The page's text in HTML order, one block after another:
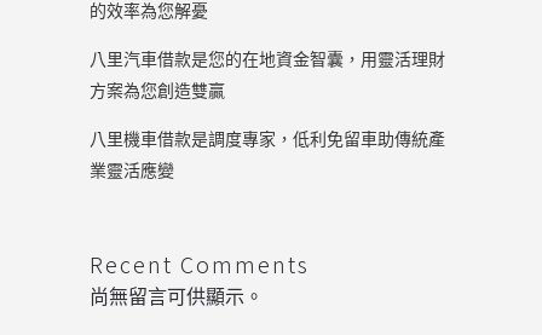
的效率為您解憂
八里汽車借款是您的在地資金智囊，用靈活理財
方案為您創造雙贏
八里機車借款是調度專家，低利免留車助傳統產
業靈活應變
Recent Comments
尚無留言可供顯示。